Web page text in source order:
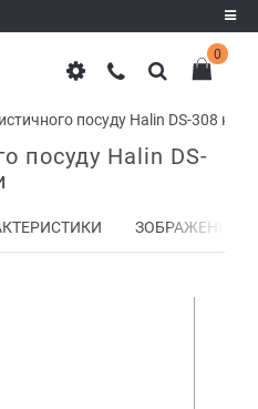
Реєстрація
Авторизація
0
посуду Halin DS-308 на
посуду Halin DS-
ЗОБРАЖЕННЯ